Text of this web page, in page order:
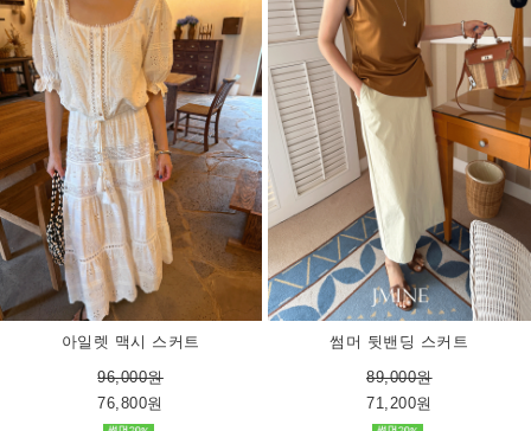
아일렛 맥시 스커트
96,000원
76,800원
썸머 뒷밴딩 스커트
89,000원
71,200원